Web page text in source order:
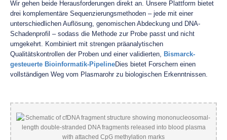
Wir gehen beide Herausforderungen direkt an. Unsere Plattform bietet
drei komplementäre Sequenzierungsmethoden – jede mit einer
unterschiedlichen Auflösung, genomischen Abdeckung und DNA-
Schadenprofil – sodass die Methode zur Probe passt und nicht
umgekehrt. Kombiniert mit strengen präanalytischen
Qualitätskontrollen der Proben und einer validierten, Bismarck-
gesteuerte Bioinformatik-PipelineDies bietet Forschern einen
vollständigen Weg vom Plasmarohr zu biologischen Erkenntnissen.